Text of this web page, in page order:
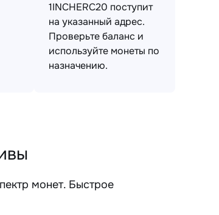
1INCHERC20 поступит
на указанный адрес.
Проверьте баланс и
используйте монеты по
назначению.
монет. Быстрое